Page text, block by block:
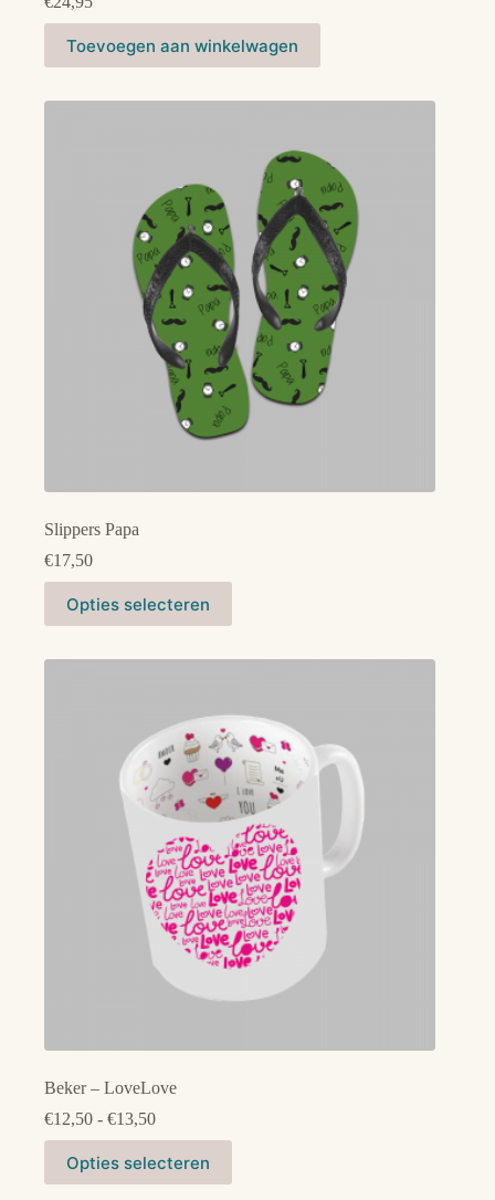
Toevoegen aan winkelwagen
Slippers Papa
€17,50
Opties selecteren
product
heeft
Beker – LoveLove
€12,50 - €13,50Prijsklasse:
€12,50
tot
Opties selecteren
product
heeft